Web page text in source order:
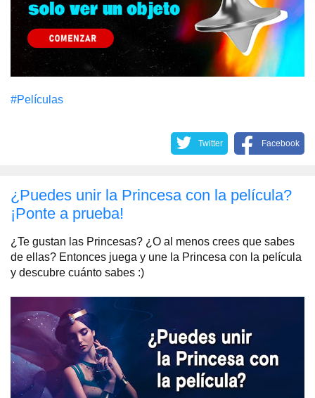
#Películas
Twitter Facebook
¿Puedes unir la Princesa con la película?
¡Ponte a prueba!
¿Te gustan las Princesas? ¿O al menos crees que sabes
de ellas? Entonces juega y une la Princesa con la película
y descubre cuánto sabes :)